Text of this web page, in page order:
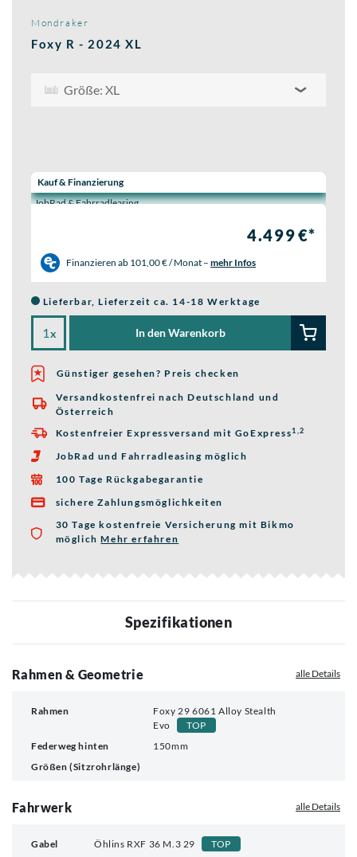
Mondraker
Foxy R - 2024 XL
Größe: XL
Wähle eine Preisoption:
Kauf & Finanzierung
JobRad & Fahrradleasing
4.499 €*
Finanzieren ab 101,00 € / Monat – mehr Infos
Lieferbar, Lieferzeit ca. 14-18 Werktage
x In den Warenkorb
Günstiger gesehen? Preis checken

Versandkostenfrei nach Deutschland und
Österreich
 Kostenfreier Expressversand mit GoExpress1,2
 JobRad und Fahrradleasing möglich
 100 Tage Rückgabegarantie

sichere Zahlungsmöglichkeiten
30 Tage kostenfreie Versicherung mit Bikmo
möglichMehr erfahren
Spezifikationen
Rahmen & Geometrie alle Details
Rahmen
Foxy 29 6061 Alloy Stealth
Evo
TOP
Federweg hinten
150mm
Größen (Sitzrohrlänge)
Fahrwerk alle Details
Gabel Öhlins RXF 36 M.3 29
TOP